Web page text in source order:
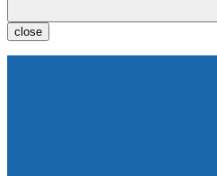
close